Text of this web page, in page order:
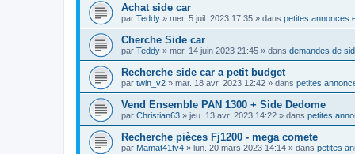
Achat side car
par Teddy » mer. 5 juil. 2023 17:35 » dans petites annonces
Cherche Side car
par Teddy » mer. 14 juin 2023 21:45 » dans demandes de
Recherche side car a petit budget
par twin_v2 » mar. 18 avr. 2023 12:42 » dans petites
Vend Ensemble PAN 1300 + Side Dedome
par Christian63 » jeu. 13 avr. 2023 14:22 » dans petites
Recherche pièces Fj1200 - mega comete
par Mamat41tv4 » lun. 20 mars 2023 14:14 » dans petites